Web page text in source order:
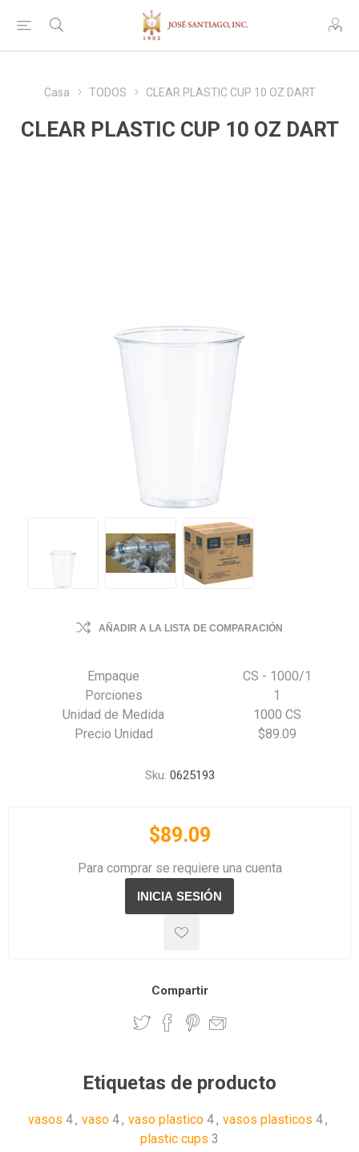
Casa TODOS CLEAR PLASTIC CUP 10 OZ DART
CLEAR PLASTIC CUP 10 OZ DART
AÑADIR A LA LISTA DE COMPARACIÓN
Empaque
CS - 1000/1
Porciones
1
Unidad de Medida
1000 CS
Precio Unidad
$89.09
Sku: 0625193
$89.09
Para comprar se requiere una cuenta
Compartir
Etiquetas de producto
vasos 4, vaso 4, vaso plastico 4, vasos plasticos 4,
plastic cups 3